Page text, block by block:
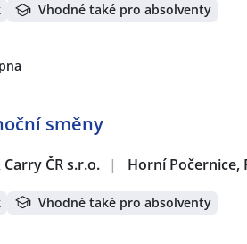
Vhodné také pro absolventy
směny
ČR s.r.o. | Horní Počernice,
Vhodné také pro absolventy